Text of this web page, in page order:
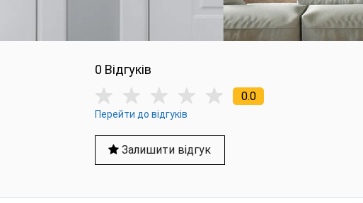
0 Вiдгукiв
0.0
Перейти до відгуків
Залишити відгук